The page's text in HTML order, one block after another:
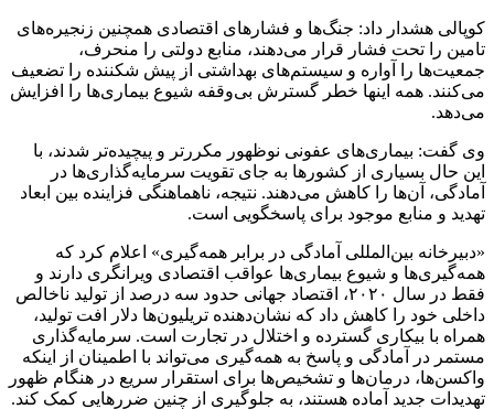
کوپالی هشدار داد: جنگ‌ها و فشارهای اقتصادی همچنین زنجیره‌های
تامین را تحت فشار قرار می‌دهند، منابع دولتی را منحرف،
جمعیت‌ها را آواره و سیستم‌های بهداشتی از پیش شکننده را تضعیف
می‌کنند. همه اینها خطر گسترش بی‌وقفه شیوع بیماری‌ها را افزایش
می‌دهد.
وی گفت: بیماری‌های عفونی نوظهور مکررتر و پیچیده‌تر شدند، با
این حال بسیاری از کشورها به جای تقویت سرمایه‌گذاری‌ها در
آمادگی، آن‌ها را کاهش می‌دهند. نتیجه، ناهماهنگی فزاینده بین ابعاد
تهدید و منابع موجود برای پاسخگویی است.
«دبیرخانه بین‌المللی آمادگی در برابر همه‌گیری» اعلام کرد که
همه‌گیری‌ها و شیوع بیماری‌ها عواقب اقتصادی ویرانگری دارند و
فقط در سال ۲۰۲۰، اقتصاد جهانی حدود سه درصد از تولید ناخالص
داخلی خود را کاهش داد که نشان‌دهنده تریلیون‌ها دلار افت تولید،
همراه با بیکاری گسترده و اختلال در تجارت است. سرمایه‌گذاری
مستمر در آمادگی و پاسخ به همه‌گیری می‌تواند با اطمینان از اینکه
واکسن‌ها، درمان‌ها و تشخیص‌ها برای استقرار سریع در هنگام ظهور
تهدیدات جدید آماده هستند، به جلوگیری از چنین ضررهایی کمک کند.